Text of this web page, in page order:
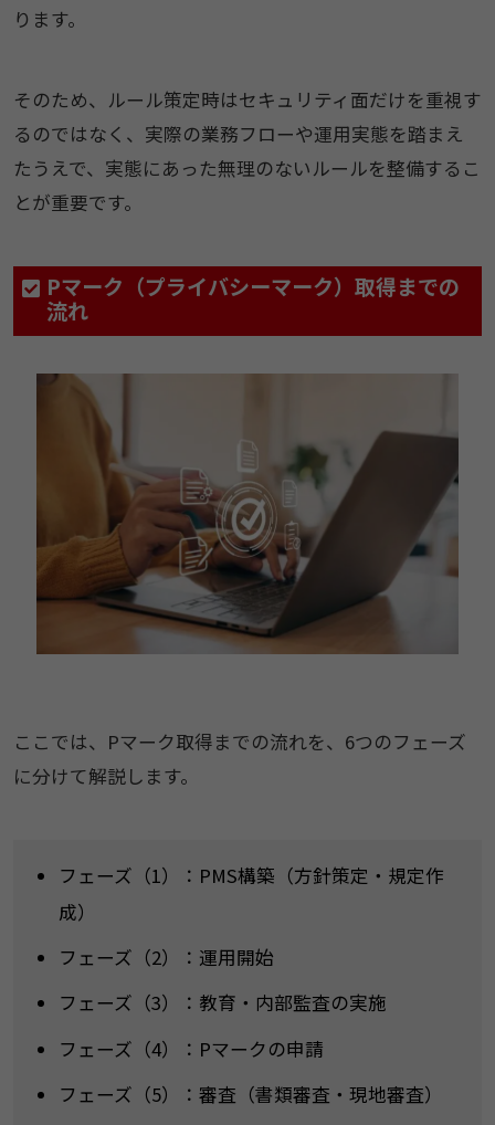
ります。
そのため、ルール策定時はセキュリティ面だけを重視す
るのではなく、実際の業務フローや運用実態を踏まえ
たうえで、実態にあった無理のないルールを整備するこ
とが重要です。
Pマーク（プライバシーマーク）取得までの
流れ
ここでは、Pマーク取得までの流れを、6つのフェーズ
に分けて解説します。
フェーズ（1）：PMS構築（方針策定・規定作
成）
フェーズ（2）：運用開始
フェーズ（3）：教育・内部監査の実施
フェーズ（4）：Pマークの申請
フェーズ（5）：審査（書類審査・現地審査）